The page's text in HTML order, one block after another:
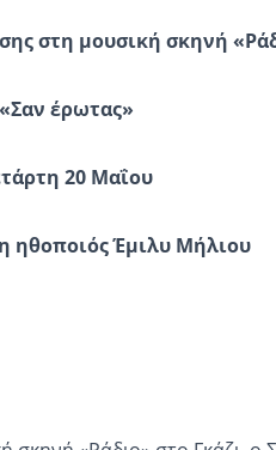
στη μουσική σκηνή
«Σαν έρωτας»
20 Μαΐου
ηθοποιός Έμιλυ Μήλιου